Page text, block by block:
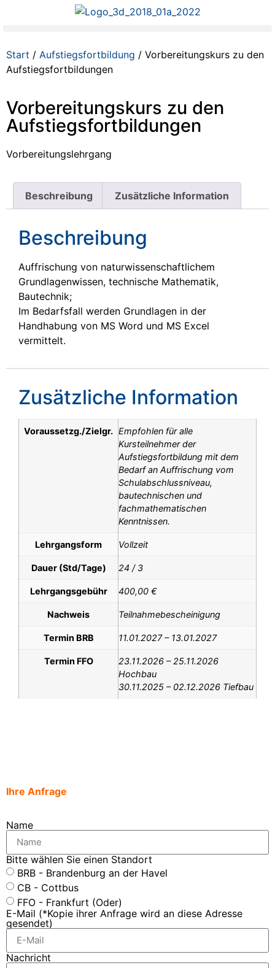
Start / Aufstiegsfortbildung / Vorbereitungskurs zu den
Aufstiegsfortbildungen
Vorbereitungskurs zu den
Aufstiegsfortbildungen
Vorbereitungslehrgang
Beschreibung Zusätzliche Information
Beschreibung
Auffrischung von naturwissenschaftlichem
Grundlagenwissen, technische Mathematik,
Bautechnik;
Im Bedarfsfall werden Grundlagen in der
Handhabung von MS Word und MS Excel
vermittelt.
Zusätzliche Information
Voraussetzg./Zielgr. Empfohlen für alle
Kursteilnehmer der
Aufstiegsfortbildung mit dem
Bedarf an Auffrischung vom
Schulabschlussniveau,
bautechnischen und
fachmathematischen
Kenntnissen.
Lehrgangsform Vollzeit
Dauer (Std/Tage) 24 / 3
Lehrgangsgebühr 400,00 €
Nachweis Teilnahmebescheinigung
Termin BRB 11.01.2027 – 13.01.2027
Termin FFO
23.11.2026 – 25.11.2026
Hochbau
30.11.2025 – 02.12.2026 Tiefbau
Ihre Anfrage
Name
Bitte wählen Sie einen Standort
BRB - Brandenburg an der Havel
CB - Cottbus
FFO - Frankfurt (Oder)
E-Mail (*Kopie ihrer Anfrage wird an diese Adresse
gesendet)
Nachricht